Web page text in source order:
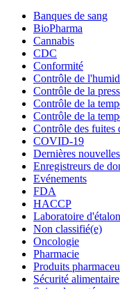
Banques de sang
BioPharma
Cannabis
CDC
Conformité
Contrôle de
Contrôle de la
Contrôle de la
Contrôle de la
Contrôle des fuites
COVID-19
Dernières nouvelles
Enregistreurs de
Evénements
FDA
HACCP
Laboratoire
Non classifié(e)
Oncologie
Pharmacie
Produits
Sécurité alimentaire